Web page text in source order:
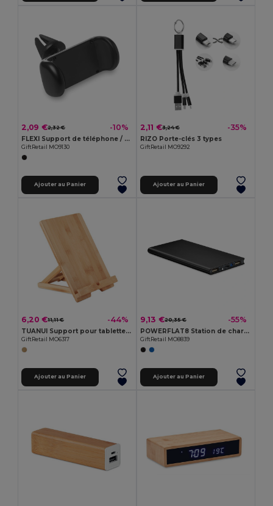
2,09 €2,32 € -10%
FLEXI Support de téléphone / voiture
GiftRetail MO9130
Ajouter au Panier
2,11 €3,24 € -35%
RIZO Porte-clés 3 types
GiftRetail MO9292
Ajouter au Panier
6,20 €11,11 € -44%
TUANUI Support pour tablette bambou
GiftRetail MO6317
Ajouter au Panier
9,13 €20,35 € -55%
POWERFLAT8 Station de chargement 8000mAh
GiftRetail MO8839
Ajouter au Panier